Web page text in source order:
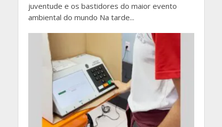
juventude e os bastidores do maior evento
ambiental do mundo Na tarde...